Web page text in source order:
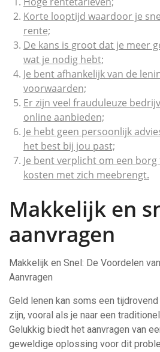
Korte looptijd waardoor je
rente;
De kans is groot dat je meer
wat je nodig hebt;
Je bent afhankelijk van de
voorwaarden;
Er zijn veel frauduleuze
online aanbieden;
Je hebt geen persoonlijk
het best bij jou past;
Je bent verplicht om een
kosten met zich meebrengt.
Makkelijk en
aanvragen
Makkelijk en Snel: De Voordelen
Aanvragen
Geld lenen kan soms een
zijn, vooral als je naar een
Gelukkig biedt het aanvragen van
geweldige oplossing voor dit